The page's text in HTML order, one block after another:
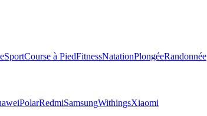
SportCourse à PiedFitnessNatationPlongéeRandonnée
PolarRedmiSamsungWithingsXiaomi